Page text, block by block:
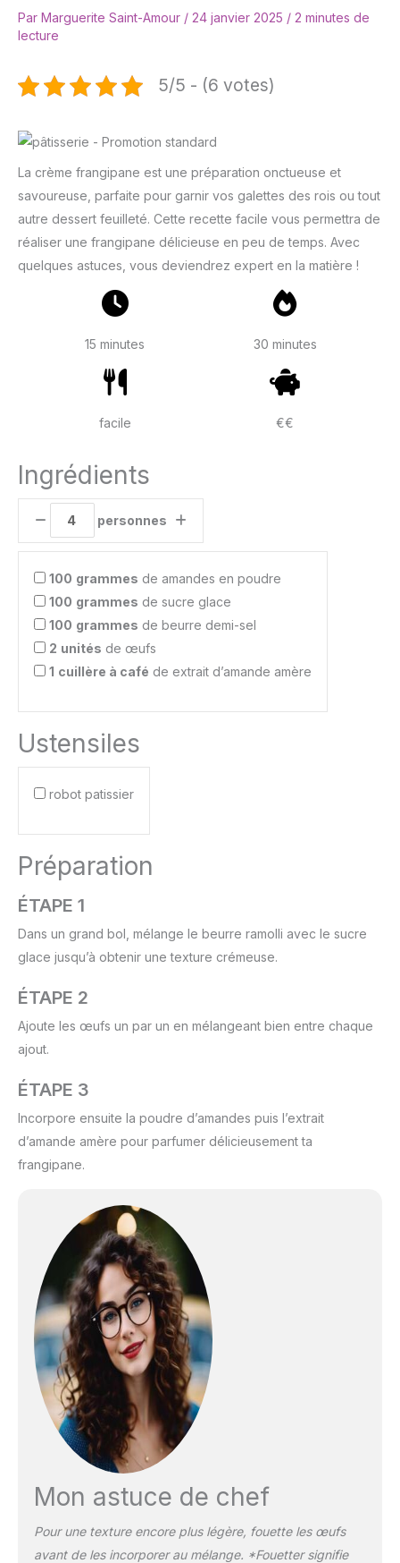
Par Marguerite Saint-Amour / 24 janvier 2025 / 2 minutes de
lecture
5/5 - (6 votes)
La crème frangipane est une préparation onctueuse et
savoureuse, parfaite pour garnir vos galettes des rois ou tout
autre dessert feuilleté. Cette recette facile vous permettra de
réaliser une frangipane délicieuse en peu de temps. Avec
quelques astuces, vous deviendrez expert en la matière !
15 minutes 30 minutes
facile €€
Ingrédients
personnes
100 grammes de amandes en poudre
100 grammes de sucre glace
100 grammes de beurre demi-sel
2 unités de œufs
1 cuillère à café de extrait d’amande amère
Ustensiles
robot patissier
Préparation
ÉTAPE 1
Dans un grand bol, mélange le beurre ramolli avec le sucre
glace jusqu’à obtenir une texture crémeuse.
ÉTAPE 2
Ajoute les œufs un par un en mélangeant bien entre chaque
ajout.
ÉTAPE 3
Incorpore ensuite la poudre d’amandes puis l’extrait
d’amande amère pour parfumer délicieusement ta
frangipane.
Mon astuce de chef
Pour une texture encore plus légère, fouette les œufs
avant de les incorporer au mélange. *Fouetter signifie